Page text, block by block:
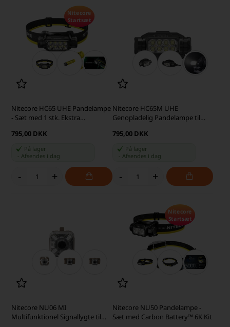
Nitecore
Startsæt
Nitecore HC65 UHE Pandelampe
- Sæt med 1 stk. Ekstra
795,00 DKK
På lager
-Afsendes i dag
- +
Nitecore HC65M UHE
Genopladelig Pandelampe til
795,00 DKK
På lager
Afsendes i dag
- +
Nitecore NU06 MI
Multifunktionel Signallygte til
Nitecore
Startsæt
Nitecore NU50 Pandelampe -
Sæt med Carbon Battery™ 6K Kit